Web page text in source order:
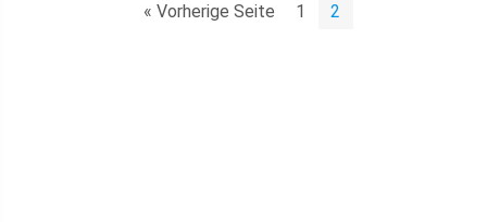
« Vorherige Seite 1 2